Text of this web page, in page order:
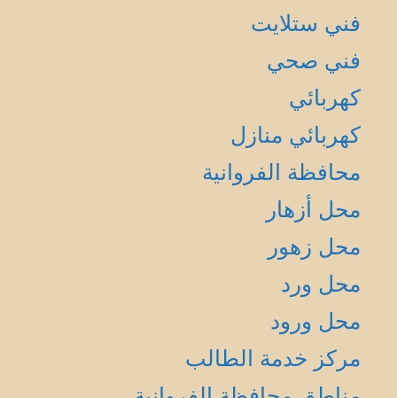
فني ستلايت
فني صحي
كهربائي
كهربائي منازل
محافظة الفروانية
محل أزهار
محل زهور
محل ورد
محل ورود
مركز خدمة الطالب